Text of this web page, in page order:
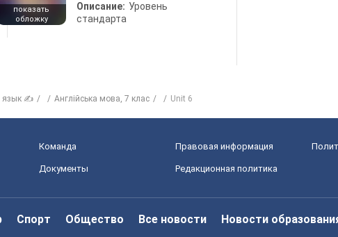
показать
обложку
Описание: Уровень
стандарта
язык ✍ Англiйська мова, 7 клас Unit 6
Команда Правовая информация
Документы Редакционная политика
Спорт Общество Все новости Новости